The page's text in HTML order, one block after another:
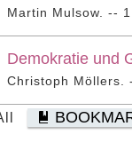
Martin Mulsow. --
Demokratie und
Christoph Möllers.